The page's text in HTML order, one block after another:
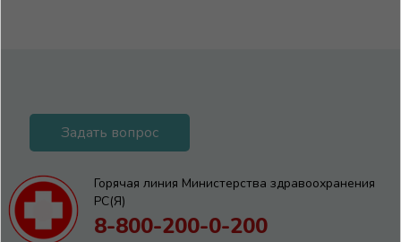
Задать вопрос
Горячая линия Министерства здравоохранения
РС(Я)
8-800-200-0-200